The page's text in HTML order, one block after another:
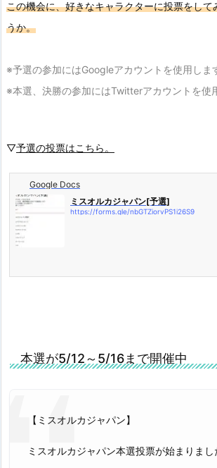
この機会に、好きなキャラクターに投票をして
うか。
※予選の参加にはGoogleアカウントを使用しま
※本選、決勝の参加にはTwitterアカウントを使
▽予選の投票はこちら。
Google Docs
ミスオルカジャパン[予選]
https://forms.gle/nbGTZiorvPS1i26S9
本選が5/12～5/16まで開催中
【ミスオルカジャパン】
ミスオルカジャパン本選投票が始まりまし